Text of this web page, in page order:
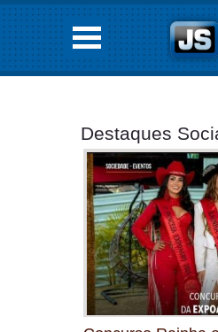
Destaques